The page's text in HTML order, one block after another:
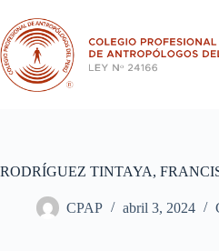
contenido
RODRÍGUEZ TINTAYA,
CPAP abril 3, 2024